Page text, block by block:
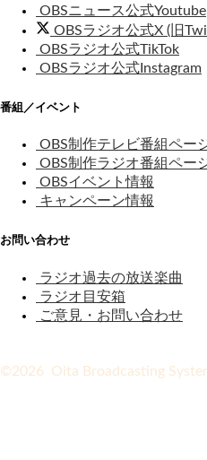
OBSニュース公式Youtube
OBSラジオ公式X (旧
OBSラジオ公式TikTok
OBSラジオ公式Instagram
番組／イベント
OBS制作テレビ番組ペー
OBS制作ラジオ番組ペー
OBSイベント情報
キャンペーン情報
お問い合わせ
ラジオ過去の放送楽曲
ラジオ目安箱
ご意見・お問い合わせ
©2026 Oita Broadcasting